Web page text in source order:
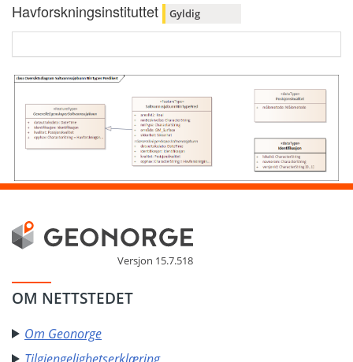
Havforskningsinstituttet Gyldig